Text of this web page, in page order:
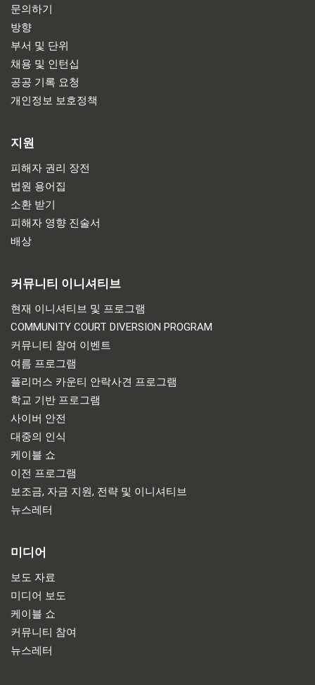
문의하기
방향
부서 및 단위
채용 및 인턴십
공공 기록 요청
개인정보 보호정책
지원
피해자 권리 장전
법원 용어집
소환 받기
피해자 영향 진술서
배상
커뮤니티 이니셔티브
현재 이니셔티브 및 프로그램
COMMUNITY COURT DIVERSION PROGRAM
커뮤니티 참여 이벤트
여름 프로그램
플리머스 카운티 안락사견 프로그램
학교 기반 프로그램
사이버 안전
대중의 인식
케이블 쇼
이전 프로그램
보조금, 자금 지원, 전략 및 이니셔티브
뉴스레터
미디어
보도 자료
미디어 보도
케이블 쇼
커뮤니티 참여
뉴스레터